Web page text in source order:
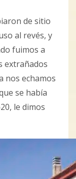
de sitio
al revés, y
fuimos a
extrañados
nos echamos
se había
le dimos